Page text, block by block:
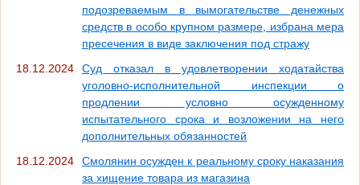
подозреваемым в вымогательстве денежных
средств в особо крупном размере, избрана мера
пресечения в виде заключения под стражу
18.12.2024
Суд отказал в удовлетворении ходатайства
уголовно-исполнительной инспекции о
продлении условно осужденному
испытательного срока и возложении на него
дополнительных обязанностей
18.12.2024
Смолянин осужден к реальному сроку наказания
за хищение товара из магазина